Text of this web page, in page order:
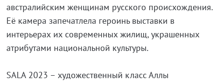
австралийским женщинам русского происхождения.
Её камера запечатлела героинь выставки в
интерьерах их современных жилищ, украшенных
атрибутами национальной культуры.
SALA 2023 – художественный класс Аллы